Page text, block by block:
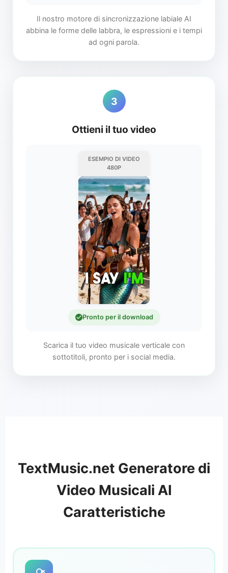
Il nostro motore di sincronizzazione labiale AI
abbina le forme delle labbra, le espressioni e i tempi
ad ogni parola.
3
Ottieni il tuo video
ESEMPIO DI VIDEO
480P
Pronto per il download
Scarica il tuo video musicale verticale con
sottotitoli, pronto per i social media.
TextMusic.net Generatore di
Video Musicali AI
Caratteristiche